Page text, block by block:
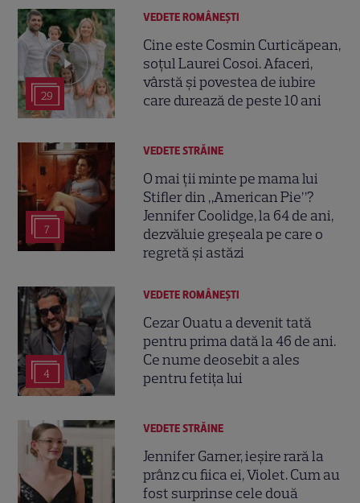
29
VEDETE ROMÂNEŞTI
Cine este Cosmin Curticăpean,
soțul Laurei Cosoi. Afaceri,
vârstă și povestea de iubire
care durează de peste 10 ani
7
VEDETE STRĂINE
O mai ții minte pe mama lui
Stifler din „American Pie”?
Jennifer Coolidge, la 64 de ani,
dezvăluie greșeala pe care o
regretă și astăzi
4
VEDETE ROMÂNEŞTI
Cezar Ouatu a devenit tată
pentru prima dată la 46 de ani.
Ce nume deosebit a ales
pentru fetița lui
VEDETE STRĂINE
Jennifer Garner, ieșire rară la
prânz cu fiica ei, Violet. Cum au
fost surprinse cele două